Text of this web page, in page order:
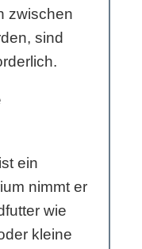
zwischen
sind
ein
nimmt er
wie
kleine